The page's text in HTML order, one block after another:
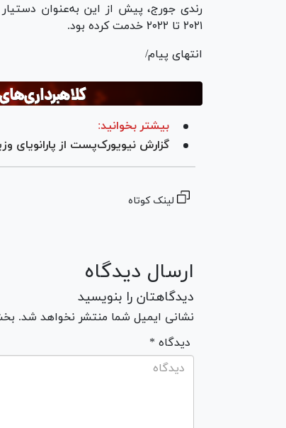
رندی جورج، پیش از این به‌عنوان
۲۰۲۱ تا ۲۰۲۲ خدمت کرده بود.
انتهای پیام/
بیشتر بخوانید:
گزارش نیویورک‌پست از پارانویای
لینک کوتاه
ارسال دیدگاه
دیدگاهتان را بنویسید
نشانی ایمیل شما منتشر نخواهد شد.
* دیدگاه